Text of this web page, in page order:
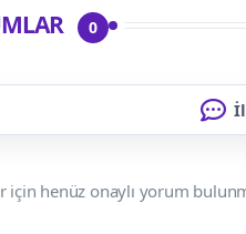
0
için henüz onaylı yorum